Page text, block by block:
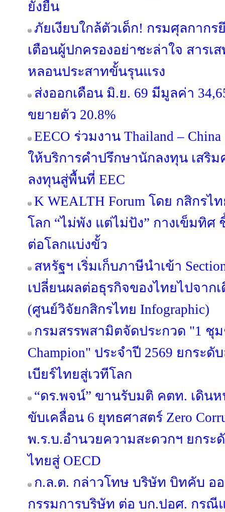
ยั่งยืน
ภัยเงียบใกล้ตัวเด็ก! กรมศุลกากร
เตือนผู้ปกครองอย่าชะล่าใจ สาร
หลอนประสาทขั้นรุนแรง
ส่งออกเดือน มิ.ย. 69 มีมูลค่า
ขยายตัว 20.8%
EECO ร่วมงาน Thailand – China
ให้บริการคำปรึกษานักลงทุน เสริ
ลงทุนสู่พื้นที่ EEC
K WEALTH Forum โดย กสิกรไ
โลก “ไม่พัง แต่ไม่ปัง” กางเข็มทิศ
ต่อโลกแบ่งขั้ว
สหรัฐฯ เริ่มเก็บภาษีนำเข้า
เปลี่ยนผลต่อธุรกิจของไทยไปจาก
(ศูนย์วิจัยกสิกรไทย Infographic)
กรมสรรพสามิตจัดประกวด "1 ชุ
Champion" ประจำปี 2569 ยกระ
เบียร์ไทยสู่เวทีโลก
“ดร.พจน์” ขานรับมติ คตท. เดิน
ขับเคลื่อน 6 ยุทธศาสตร์ Zero
พ.ร.บ.อำนวยความสะดวกฯ ยกระ
ไทยสู่ OECD
ก.ล.ต. กล่าวโทษ บริษัท บิทคับ อ
กรรมการบริษัท ต่อ บก.ปอศ. กรณี